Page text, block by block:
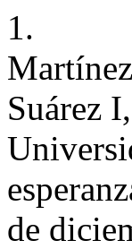
1.
Suárez
de